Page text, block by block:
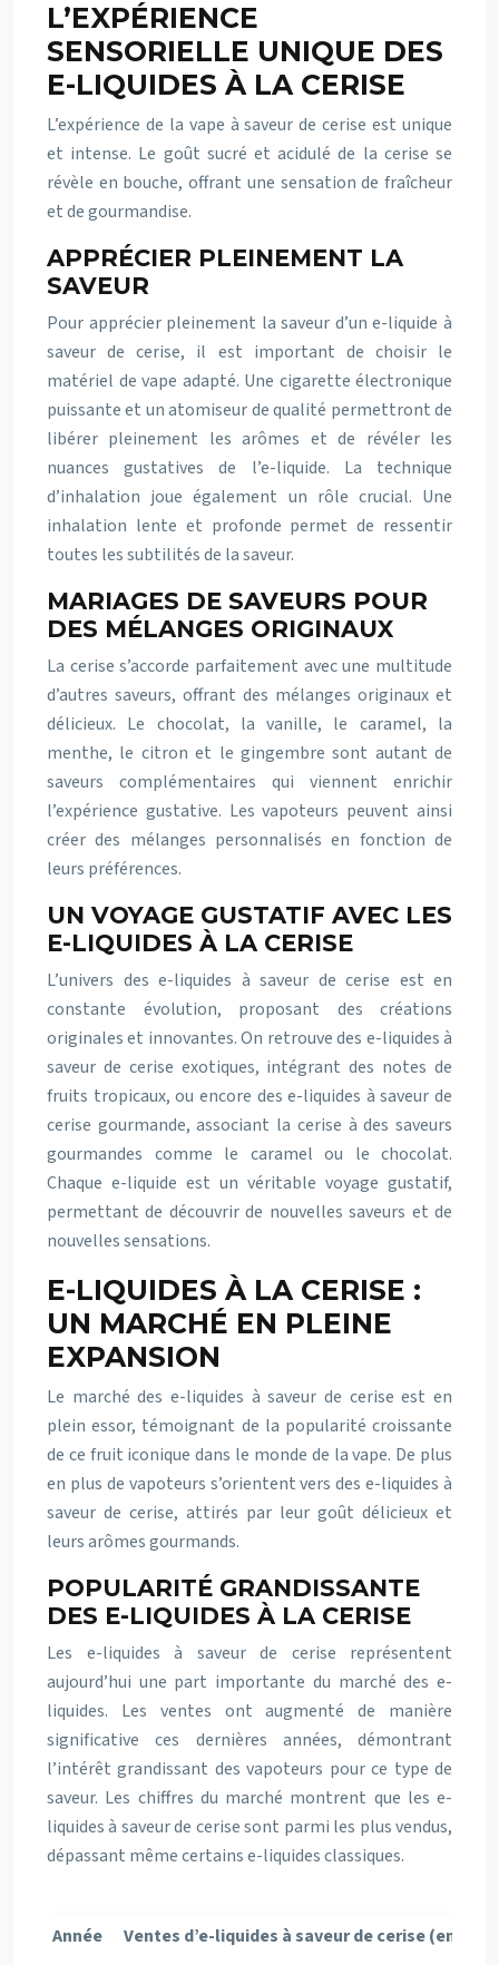
L’EXPÉRIENCE
SENSORIELLE UNIQUE DES
E-LIQUIDES À LA CERISE
L’expérience de la vape à saveur de cerise est unique
et intense. Le goût sucré et acidulé de la cerise se
révèle en bouche, offrant une sensation de fraîcheur
et de gourmandise.
APPRÉCIER PLEINEMENT LA
SAVEUR
Pour apprécier pleinement la saveur d’un e-liquide à
saveur de cerise, il est important de choisir le
matériel de vape adapté. Une cigarette électronique
puissante et un atomiseur de qualité permettront de
libérer pleinement les arômes et de révéler les
nuances gustatives de l’e-liquide. La technique
d’inhalation joue également un rôle crucial. Une
inhalation lente et profonde permet de ressentir
toutes les subtilités de la saveur.
MARIAGES DE SAVEURS POUR
DES MÉLANGES ORIGINAUX
La cerise s’accorde parfaitement avec une multitude
d’autres saveurs, offrant des mélanges originaux et
délicieux. Le chocolat, la vanille, le caramel, la
menthe, le citron et le gingembre sont autant de
saveurs complémentaires qui viennent enrichir
l’expérience gustative. Les vapoteurs peuvent ainsi
créer des mélanges personnalisés en fonction de
leurs préférences.
UN VOYAGE GUSTATIF AVEC LES
E-LIQUIDES À LA CERISE
L’univers des e-liquides à saveur de cerise est en
constante évolution, proposant des créations
originales et innovantes. On retrouve des e-liquides à
saveur de cerise exotiques, intégrant des notes de
fruits tropicaux, ou encore des e-liquides à saveur de
cerise gourmande, associant la cerise à des saveurs
gourmandes comme le caramel ou le chocolat.
Chaque e-liquide est un véritable voyage gustatif,
permettant de découvrir de nouvelles saveurs et de
nouvelles sensations.
E-LIQUIDES À LA CERISE :
UN MARCHÉ EN PLEINE
EXPANSION
Le marché des e-liquides à saveur de cerise est en
plein essor, témoignant de la popularité croissante
de ce fruit iconique dans le monde de la vape. De plus
en plus de vapoteurs s’orientent vers des e-liquides à
saveur de cerise, attirés par leur goût délicieux et
leurs arômes gourmands.
POPULARITÉ GRANDISSANTE
DES E-LIQUIDES À LA CERISE
Les e-liquides à saveur de cerise représentent
aujourd’hui une part importante du marché des e-
liquides. Les ventes ont augmenté de manière
significative ces dernières années, démontrant
l’intérêt grandissant des vapoteurs pour ce type de
saveur. Les chiffres du marché montrent que les e-
liquides à saveur de cerise sont parmi les plus vendus,
dépassant même certains e-liquides classiques.
Année Ventes d’e-liquides à saveur de cerise (en